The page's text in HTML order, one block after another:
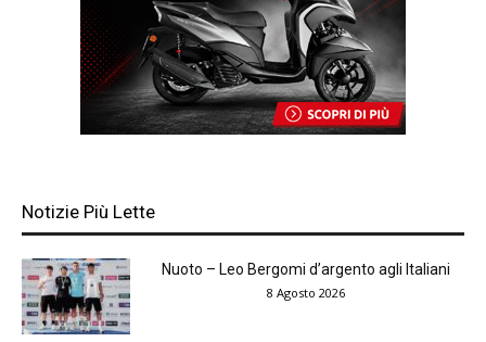
Notizie Più Lette
Nuoto – Leo Bergomi d’argento agli Italiani
8 Agosto 2026